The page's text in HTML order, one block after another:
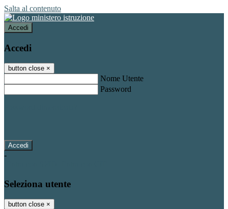
Salta al contenuto
Accedi
Accedi
button close ×
Nome Utente
Password
-
Seleziona utente
button close ×